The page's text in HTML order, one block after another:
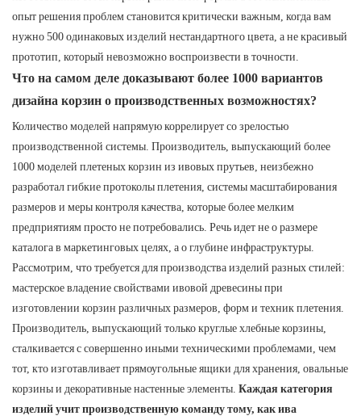
опыт решения проблем становится критически важным, когда вам
нужно 500 одинаковых изделий нестандартного цвета, а не красивый
прототип, который невозможно воспроизвести в точности.
Что на самом деле доказывают более 1000 вариантов
дизайна корзин о производственных возможностях?
Количество моделей напрямую коррелирует со зрелостью
производственной системы. Производитель, выпускающий более
1000 моделей плетеных корзин из ивовых прутьев, неизбежно
разработал гибкие протоколы плетения, системы масштабирования
размеров и меры контроля качества, которые более мелким
предприятиям просто не потребовались. Речь идет не о размере
каталога в маркетинговых целях, а о глубине инфраструктуры.
Рассмотрим, что требуется для производства изделий разных стилей:
мастерское владение свойствами ивовой древесины при
изготовлении корзин различных размеров, форм и техник плетения.
Производитель, выпускающий только круглые хлебные корзины,
сталкивается с совершенно иными техническими проблемами, чем
тот, кто изготавливает прямоугольные ящики для хранения, овальные
корзины и декоративные настенные элементы. Каждая категория
изделий учит производственную команду тому, как ива